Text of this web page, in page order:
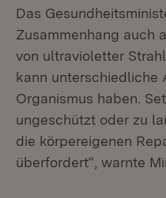
Das
Zusammenhang auch
von ultravioletter
kann unterschiedliche
Organismus haben.
ungeschützt oder zu
die körpereigenen
überfordert“, warnte